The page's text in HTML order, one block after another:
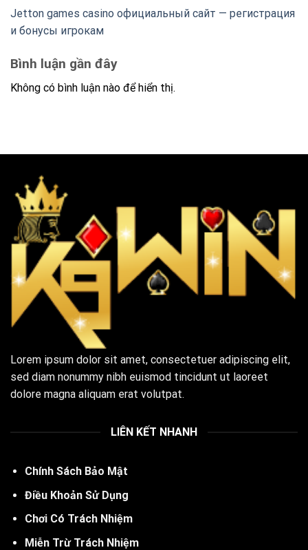
Jetton games casino официальный сайт — регистрация
и бонусы игрокам
Bình luận gần đây
Không có bình luận nào để hiển thị.
Lorem ipsum dolor sit amet, consectetuer adipiscing elit,
sed diam nonummy nibh euismod tincidunt ut laoreet
dolore magna aliquam erat volutpat.
LIÊN KẾT NHANH
Chính Sách Bảo Mật
Điều Khoản Sử Dụng
Chơi Có Trách Nhiệm
Miễn Trừ Trách Nhiệm